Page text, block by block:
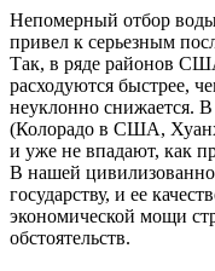
Непомерный отбор
привел к серьезным
Так, в ряде районов
расходуются быстрее,
неуклонно снижается. В
(Колорадо в США,
и уже не впадают, как
В нашей
государству, и ее
экономической мощи
обстоятельств.